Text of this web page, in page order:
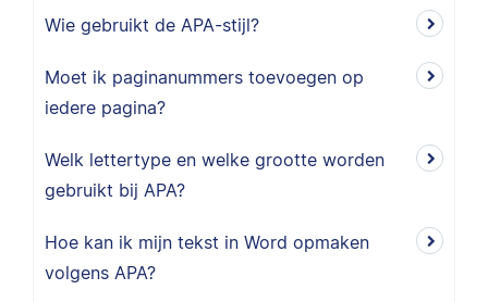
Wie gebruikt de APA-stijl?
Moet ik paginanummers toevoegen op
iedere pagina?
Welk lettertype en welke grootte worden
gebruikt bij APA?
Hoe kan ik mijn tekst in Word opmaken
volgens APA?